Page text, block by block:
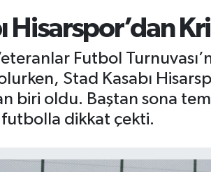
Hisarspor’dan
Futbol
Stad Kasabı
biri oldu. Baştan sona
dikkat çekti.